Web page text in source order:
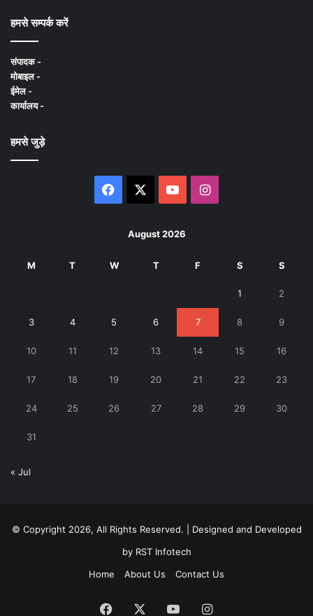
हमसे सम्पर्क करें
संपादक -
मोबाइल -
ईमेल -
कार्यालय -
हमसे जुड़े
Facebook YouTubeInstagram
August 2026
M T W T F S S
1 2
3 4 5 6 7 8 9
10 11 12 13 14 15 16
17 18 19 20 21 22 23
24 25 26 27 28 29 30
31
« Jul
© Copyright 2026, All Rights Reserved. | Designed and Developed
byRST Infotech
Home
About Us Contact Us
Facebook YouTubeInstagram